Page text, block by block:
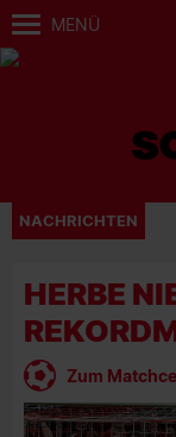
MENÜ
NACHRICHTEN
HERBE
Zum